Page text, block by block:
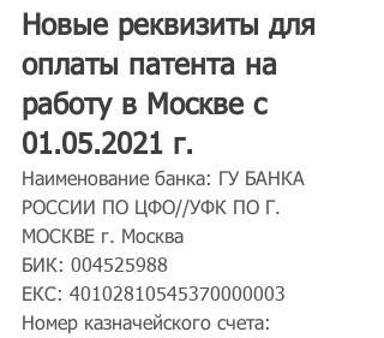
Новые реквизиты для
оплаты патента на
работу в Москве с
01.05.2021 г.
Наименование банка: ГУ БАНКА
РОССИИ ПО ЦФО//УФК ПО Г.
МОСКВЕ г. Москва
БИК: 004525988
ЕКС: 40102810545370000003
Номер казначейского счета: